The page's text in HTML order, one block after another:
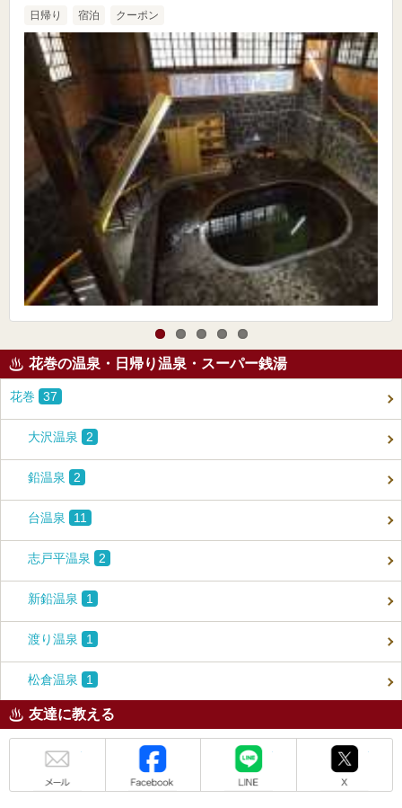
日帰り 宿泊 クーポン
花巻の温泉・日帰り温泉・スーパー銭湯
花巻 37
大沢温泉 2
鉛温泉 2
台温泉 11
志戸平温泉 2
新鉛温泉 1
渡り温泉 1
松倉温泉 1
友達に教える